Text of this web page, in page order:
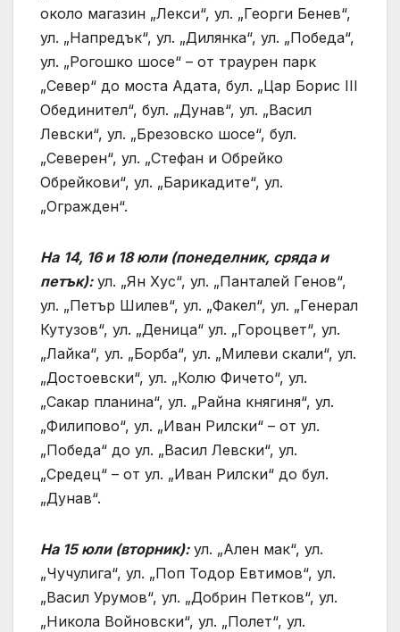
около магазин „Лекси“, ул. „Георги Бенев“,
ул. „Напредък“, ул. „Дилянка“, ул. „Победа“,
ул. „Рогошко шосе“ – от траурен парк
„Север“ до моста Адата, бул. „Цар Борис ІІІ
Обединител“, бул. „Дунав“, ул. „Васил
Левски“, ул. „Брезовско шосе“, бул.
„Северен“, ул. „Стефан и Обрейко
Обрейкови“, ул. „Барикадите“, ул.
„Огражден“.
На 14, 16 и 18 юли (понеделник, сряда и
петък):ул. „Ян Хус“, ул. „Панталей Генов“,
ул. „Петър Шилев“, ул. „Факел“, ул. „Генерал
Кутузов“, ул. „Деница“ ул. „Гороцвет“, ул.
„Лайка“, ул. „Борба“, ул. „Милеви скали“, ул.
„Достоевски“, ул. „Колю Фичето“, ул.
„Сакар планина“, ул. „Райна княгиня“, ул.
„Филипово“, ул. „Иван Рилски“ – от ул.
„Победа“ до ул. „Васил Левски“, ул.
„Средец“ – от ул. „Иван Рилски“ до бул.
„Дунав“.
На 15 юли (вторник):ул. „Ален мак“, ул.
„Чучулига“, ул. „Поп Тодор Евтимов“, ул.
„Васил Урумов“, ул. „Добрин Петков“, ул.
„Никола Войновски“, ул. „Полет“, ул.